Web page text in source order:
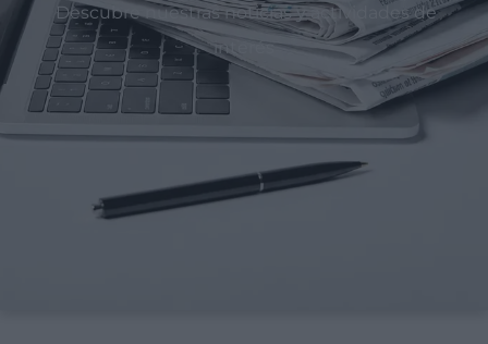
Descubre nuestras noticias y actividades de
interés